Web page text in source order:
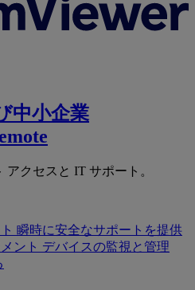
中小企業
クセスと IT サポート。
瞬時に安全なサポートを提供
ント デバイスの監視と管理